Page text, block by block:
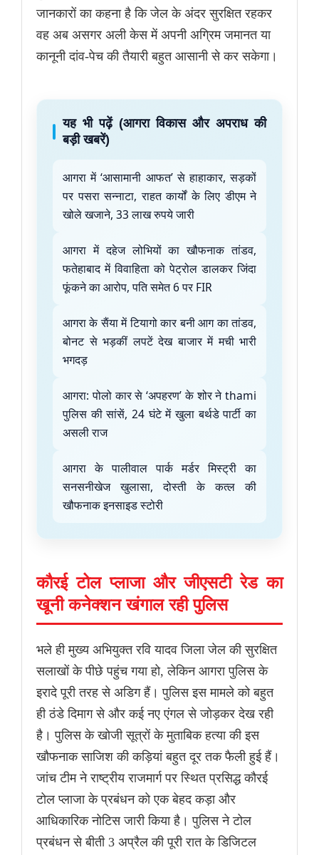
जानकारों का कहना है कि जेल के अंदर सुरक्षित रहकर
वह अब असगर अली केस में अपनी अग्रिम जमानत या
कानूनी दांव-पेच की तैयारी बहुत आसानी से कर सकेगा।
यह भी पढ़ें (आगरा विकास और अपराध की
बड़ी खबरें)
आगरा में ‘आसामानी आफत’ से हाहाकार, सड़कों
पर पसरा सन्नाटा, राहत कार्यों के लिए डीएम ने
खोले खजाने, 33 लाख रुपये जारी
आगरा में दहेज लोभियों का खौफनाक तांडव,
फतेहाबाद में विवाहिता को पेट्रोल डालकर जिंदा
फूंकने का आरोप, पति समेत 6 पर FIR
आगरा के सैंया में टियागो कार बनी आग का तांडव,
बोनट से भड़कीं लपटें देख बाजार में मची भारी
भगदड़
आगरा: पोलो कार से ‘अपहरण’ के शोर ने thami
पुलिस की सांसें, 24 घंटे में खुला बर्थडे पार्टी का
असली राज
आगरा के पालीवाल पार्क मर्डर मिस्ट्री का
सनसनीखेज खुलासा, दोस्ती के कत्ल की
खौफनाक इनसाइड स्टोरी
कौरई टोल प्लाजा और जीएसटी रेड का
खूनी कनेक्शन खंगाल रही पुलिस
भले ही मुख्य अभियुक्त रवि यादव जिला जेल की सुरक्षित
सलाखों के पीछे पहुंच गया हो, लेकिन आगरा पुलिस के
इरादे पूरी तरह से अडिग हैं। पुलिस इस मामले को बहुत
ही ठंडे दिमाग से और कई नए एंगल से जोड़कर देख रही
है। पुलिस के खोजी सूत्रों के मुताबिक हत्या की इस
खौफनाक साजिश की कड़ियां बहुत दूर तक फैली हुई हैं।
जांच टीम ने राष्ट्रीय राजमार्ग पर स्थित प्रसिद्ध कौरई
टोल प्लाजा के प्रबंधन को एक बेहद कड़ा और
आधिकारिक नोटिस जारी किया है। पुलिस ने टोल
प्रबंधन से बीती 3 अप्रैल की पूरी रात के डिजिटल